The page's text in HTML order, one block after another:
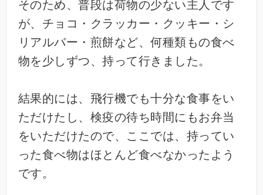
そのため、普段は荷物の少ない主人です
が、チョコ・クラッカー・クッキー・シ
リアルバー・煎餅など、何種類もの食べ
物を少しずつ、持って行きました。
結果的には、飛行機でも十分な食事をい
ただけたし、検疫の待ち時間にもお弁当
をいただけたので、ここでは、持ってい
った食べ物はほとんど食べなかったよう
です。